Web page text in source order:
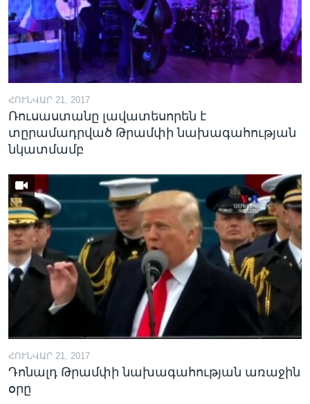
Լեզուներ
ՀՈՒՆՎԱՐ 21, 2017
Ռուսաստանը լավատեսորեն է
տըրամադրված Թրամփի նախագահության
նկատմամբ
ՀՈՒՆՎԱՐ 21, 2017
Դոնալդ Թրամփի նախագահության առաջին
օրը